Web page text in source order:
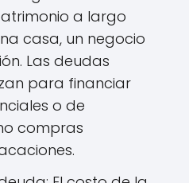
a largo
casa, un negocio
Las deudas
para financiar
o de
compras